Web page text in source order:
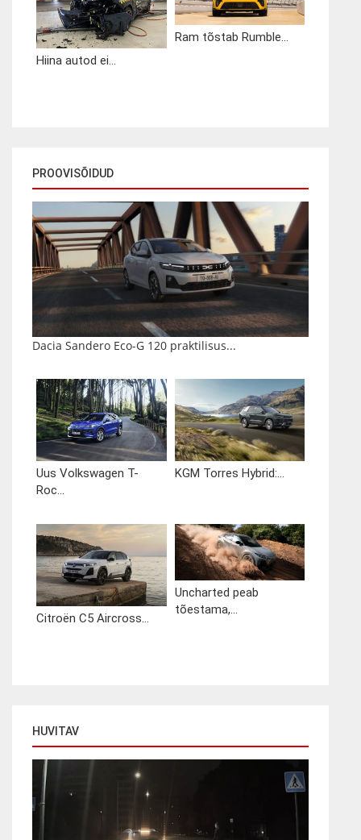
Hiina autod ei...
Ram tõstab Rumble...
PROOVISÕIDUD
Dacia Sandero Eco-G 120 praktilisus...
Uus Volkswagen T-
Roc...
KGM Torres Hybrid:...
Citroën C5 Aircross...
Uncharted peab
tõestama,...
HUVITAV